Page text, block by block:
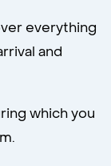
everything
and
which you